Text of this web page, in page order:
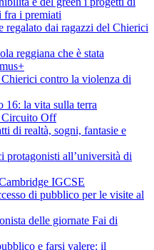
i premiati
regalato dai ragazzi del Chierici
reggiana che è stata
contro la violenza di
16: la vita sulla terra
Circuito Off
di realtà, sogni, fantasie e
protagonisti all’università di
IGCSE
di pubblico per le visite al
delle giornate Fai di
e farsi valere: il